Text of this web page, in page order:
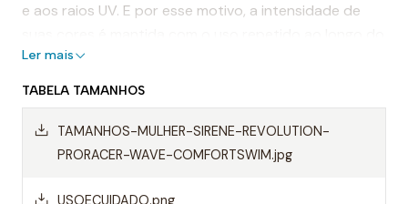
e aos raios UV. E por esse motivo, a intensidade de
tempo.
É considerado um dos fatos de banho mais
resistentes do mundo.
Destaques:
Ler mais
TABELA TAMANHOS
TAMANHOS-MULHER-SIRENE-REVOLUTION-
PRORACER-WAVE-COMFORTSWIM.jpg
USOECUIDADO.png